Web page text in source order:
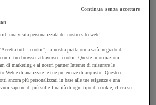
infiammabili
e filtri
e sistema di deviazione delle
Continua senza accettare
una visita personalizzata del nostro sito web!
tutti i cookie", la nostra piattaforma sarà in grado di
il tuo browser attraverso i cookie. Queste informazioni
di marketing e ai nostri partner Internet di misurare le
Web e di analizzare le tue preferenze di acquisto. Questo ci
ancora più personalizzati in base alle tue esigenze e una
vuoi saperne di più sulle finalità di ogni tipo di cookie, clicca su